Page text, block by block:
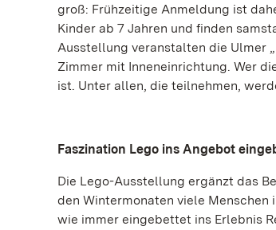
groß: Frühzeitige Anmeldung ist
Kinder ab 7 Jahren und finden
Ausstellung veranstalten die Ulmer
Zimmer mit Inneneinrichtung. Wer
ist. Unter allen, die teilnehmen,
Faszination Lego ins Angebot
Die Lego-Ausstellung ergänzt das
den Wintermonaten viele Menschen
wie immer eingebettet ins Erlebnis